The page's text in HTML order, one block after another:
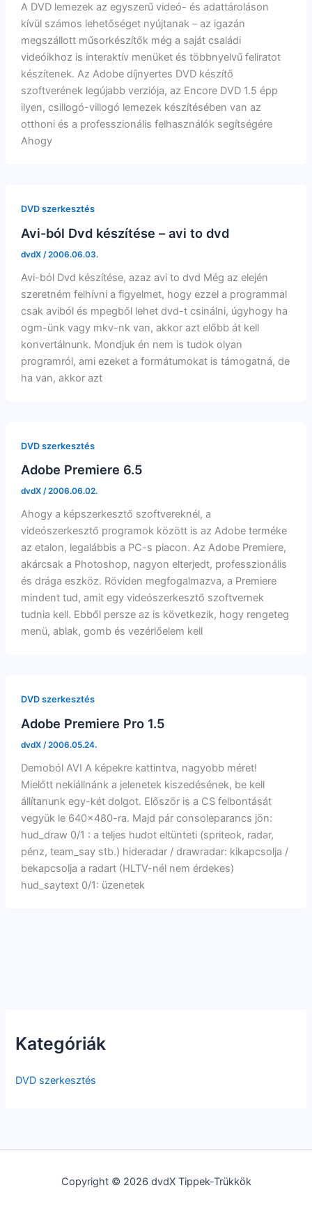
Kategóriák
DVD szerkesztés
A DVD lemezek az egyszerű videó- és adattároláson
kívül számos lehetőséget nyújtanak – az igazán
megszállott műsorkészítők még a saját családi
videóikhoz is interaktív menüket és többnyelvű feliratot
készítenek. Az Adobe díjnyertes DVD készítő
szoftverének legújabb verziója, az Encore DVD 1.5 épp
ilyen, csillogó-villogó lemezek készítésében van az
otthoni és a professzionális felhasználók segítségére
Ahogy
DVD szerkesztés
Avi-ból Dvd készítése – avi to dvd
dvdX /2006.06.03.
Avi-ból Dvd készítése, azaz avi to dvd Még az elején
szeretném felhívni a figyelmet, hogy ezzel a programmal
csak aviból és mpegből lehet dvd-t csinálni, úgyhogy ha
ogm-ünk vagy mkv-nk van, akkor azt előbb át kell
konvertálnunk. Mondjuk én nem is tudok olyan
programról, ami ezeket a formátumokat is támogatná, de
ha van, akkor azt
DVD szerkesztés
Adobe Premiere 6.5
dvdX /2006.06.02.
Ahogy a képszerkesztő szoftvereknél, a
videószerkesztő programok között is az Adobe terméke
az etalon, legalábbis a PC-s piacon. Az Adobe Premiere,
akárcsak a Photoshop, nagyon elterjedt, professzionális
és drága eszköz. Röviden megfogalmazva, a Premiere
mindent tud, amit egy videószerkesztő szoftvernek
tudnia kell. Ebből persze az is következik, hogy rengeteg
menü, ablak, gomb és vezérlőelem kell
DVD szerkesztés
Adobe Premiere Pro 1.5
dvdX /2006.05.24.
Demoból AVI A képekre kattintva, nagyobb méret!
Mielőtt nekiállnánk a jelenetek kiszedésének, be kell
állítanunk egy-két dolgot. Először is a CS felbontását
vegyük le 640×480-ra. Majd pár consoleparancs jön:
hud_draw 0/1 : a teljes hudot eltünteti (spriteok, radar,
pénz, team_say stb.) hideradar / drawradar: kikapcsolja /
bekapcsolja a radart (HLTV-nél nem érdekes)
hud_saytext 0/1: üzenetek
Copyright © 2026 dvdX Tippek-Trükkök